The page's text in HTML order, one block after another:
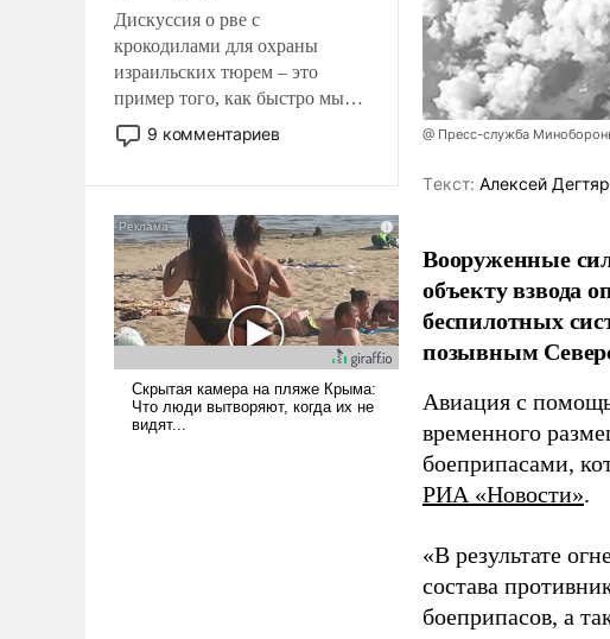
Дискуссия о рве с
крокодилами для охраны
израильских тюрем – это
пример того, как быстро мы
двигаемся по пути
революционных изменений.
псевдонаучной фантастики,
стало всерьез обсуждаемой
идеей.
9 комментариев @ Пресс-служба
Tекст: Алексей
Вооруженные
объекту взвода
беспилотных
позывным
Авиация с
временного
боеприпасами,
РИА «Новости».
«В результате
состава
боеприпасов, а